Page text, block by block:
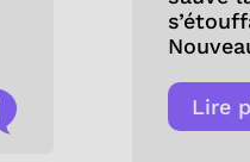
Lire